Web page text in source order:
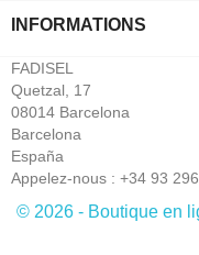
INFORMATIONS
FADISEL
Quetzal, 17
08014 Barcelona
Barcelona
España
Appelez-nous : +34 93
© 2026 - Boutique en